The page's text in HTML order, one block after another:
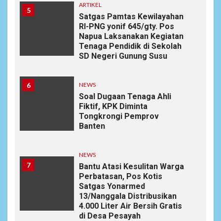
5
ARTIKEL
Satgas Pamtas Kewilayahan
RI-PNG yonif 645/gty. Pos
Napua Laksanakan Kegiatan
Tenaga Pendidik di Sekolah
SD Negeri Gunung Susu
6 NEWS
Soal Dugaan Tenaga Ahli
Fiktif, KPK Diminta
Tongkrongi Pemprov
Banten
7
NEWS
Bantu Atasi Kesulitan Warga
Perbatasan, Pos Kotis
Satgas Yonarmed
13/Nanggala Distribusikan
4.000 Liter Air Bersih Gratis
di Desa Pesayah